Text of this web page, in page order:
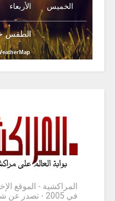
الأربعاء الخميس
الطقس
المراكشية - الموقع
في 2005 - تصدر عن شركة IMAR MED-SARL